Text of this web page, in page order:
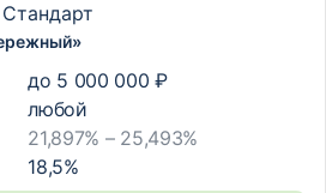
до 5 000 000 ₽
любой
21,897% – 25,493%
18,5%